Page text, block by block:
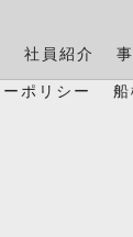
社員紹介
ポリシー